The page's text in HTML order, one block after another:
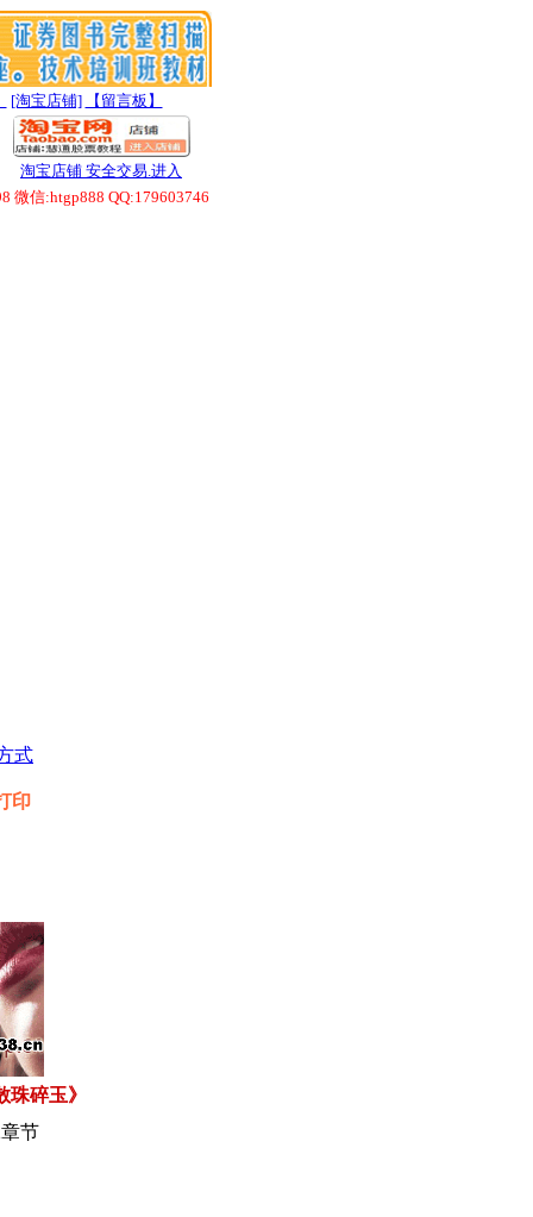
[淘宝店铺] 【留言板】
淘宝店铺 安全交易.进入
微信:htgp888 QQ:179603746
式
打印
碎玉》
节